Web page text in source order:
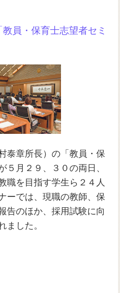
員・保育士志望者セミ
泰章所長）の「教員・保
５月２９、３０の両日、
職を目指す学生ら２４人
ーでは、現職の教師、保
告のほか、採用試験に向
ました。